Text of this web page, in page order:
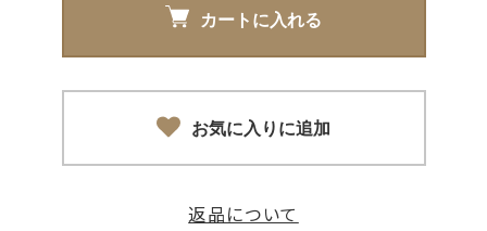
カートに入れる
お気に入りに追加
返品について